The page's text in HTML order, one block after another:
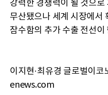
강력한 경쟁력이 될 것으로
무산됐으나 세계 시장에서
잠수함의 추가 수출 전선이
이지현·최유경 글로벌이
enews.com